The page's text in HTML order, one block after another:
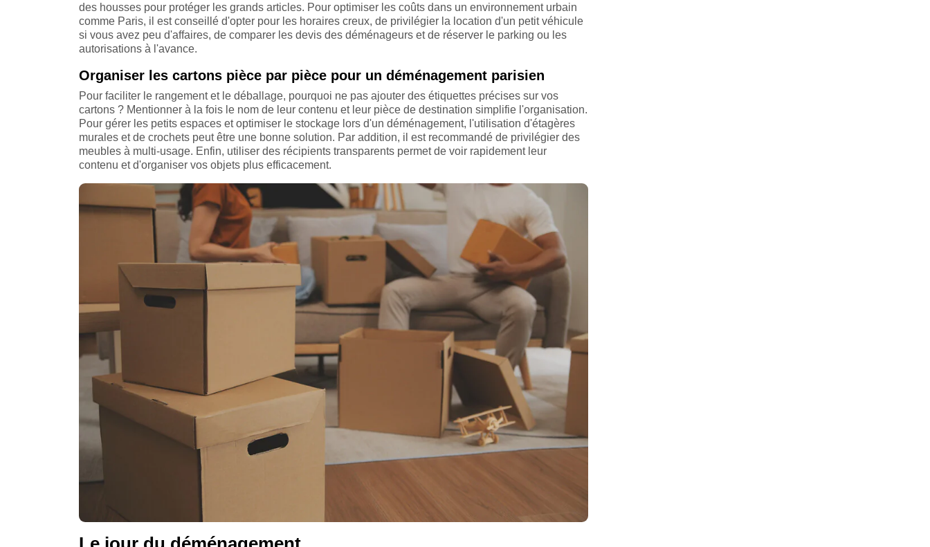
des housses pour protéger les grands articles. Pour optimiser les coûts dans un environnement urbain
comme Paris, il est conseillé d'opter pour les horaires creux, de privilégier la location d'un petit véhicule
si vous avez peu d'affaires, de comparer les devis des déménageurs et de réserver le parking ou les
autorisations à l'avance.
Organiser les cartons pièce par pièce pour un déménagement parisien
Pour faciliter le rangement et le déballage, pourquoi ne pas ajouter des étiquettes précises sur vos
cartons ? Mentionner à la fois le nom de leur contenu et leur pièce de destination simplifie l'organisation.
Pour gérer les petits espaces et optimiser le stockage lors d'un déménagement, l'utilisation d'étagères
murales et de crochets peut être une bonne solution. Par addition, il est recommandé de privilégier des
meubles à multi-usage. Enfin, utiliser des récipients transparents permet de voir rapidement leur
contenu et d'organiser vos objets plus efficacement.